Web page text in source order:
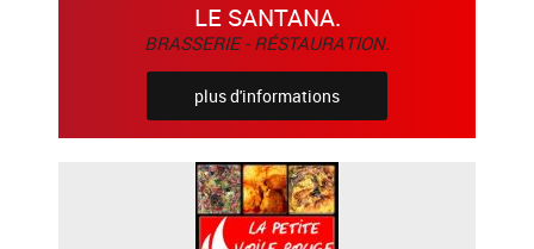
LE SANTANA.
BRASSERIE - RÉSTAURATION.
plus d'informations